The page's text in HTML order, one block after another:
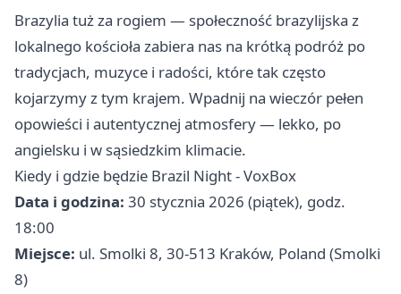
Brazylia tuż za rogiem — społeczność brazylijska z
lokalnego kościoła zabiera nas na krótką podróż po
tradycjach, muzyce i radości, które tak często
kojarzymy z tym krajem. Wpadnij na wieczór pełen
opowieści i autentycznej atmosfery — lekko, po
angielsku i w sąsiedzkim klimacie.
Kiedy i gdzie będzie Brazil Night - VoxBox
Data i godzina: 30 stycznia 2026 (piątek), godz.
18:00
Miejsce: ul. Smolki 8, 30-513 Kraków, Poland (Smolki
8)